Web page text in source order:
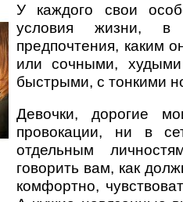
У каждого свои
условия жизни, в
предпочтения, каким
или сочными,
быстрыми, с тонкими
Девочки, дорогие
провокации, ни в
отдельным
говорить вам, как
комфортно,